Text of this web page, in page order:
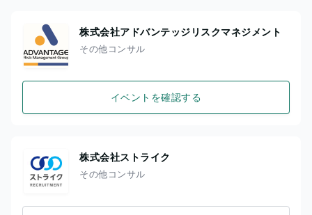
株式会社アドバンテッジリスクマネジメント
その他コンサル
イベントを確認する
株式会社ストライク
その他コンサル